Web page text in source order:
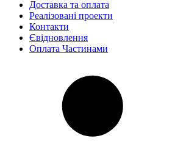
Доставка та оплата
Реалізовані проекти
Контакти
Євідновлення
Оплата Частинами